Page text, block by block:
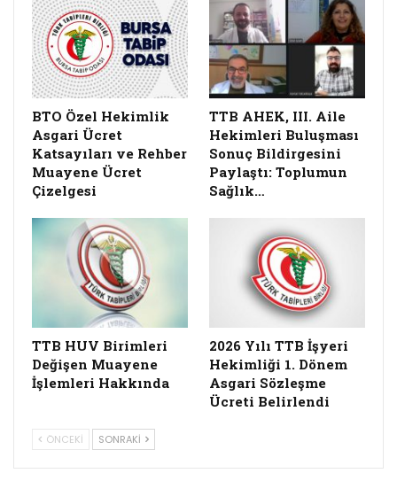
BTO Özel Hekimlik
Asgari Ücret
Katsayıları ve Rehber
Muayene Ücret
Çizelgesi
TTB AHEK, III. Aile
Hekimleri Buluşması
Sonuç Bildirgesini
Paylaştı: Toplumun
Sağlık…
TTB HUV Birimleri
Değişen Muayene
İşlemleri Hakkında
2026 Yılı TTB İşyeri
Hekimliği 1. Dönem
Asgari Sözleşme
Ücreti Belirlendi
ÖNCEKI SONRAKI